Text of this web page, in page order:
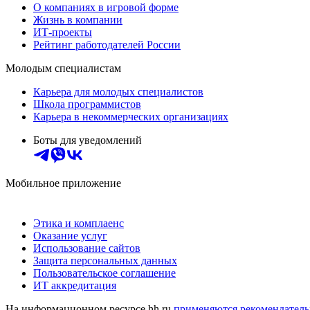
О компаниях в игровой форме
Жизнь в компании
ИТ-проекты
Рейтинг работодателей России
Молодым специалистам
Карьера для молодых специалистов
Школа программистов
Карьера в некоммерческих организациях
Боты для уведомлений
Мобильное приложение
Этика и комплаенс
Оказание услуг
Использование сайтов
Защита персональных данных
Пользовательское соглашение
ИТ аккредитация